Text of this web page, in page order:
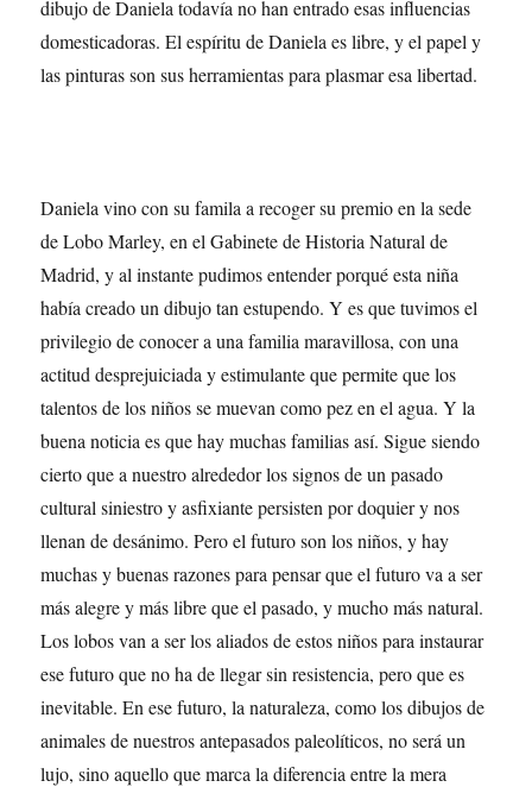
dibujo de Daniela todavía no han entrado esas influencias
domesticadoras. El espíritu de Daniela es libre, y el papel y
las pinturas son sus herramientas para plasmar esa libertad.
Daniela vino con su famila a recoger su premio en la sede
de Lobo Marley, en el Gabinete de Historia Natural de
Madrid, y al instante pudimos entender porqué esta niña
había creado un dibujo tan estupendo. Y es que tuvimos el
privilegio de conocer a una familia maravillosa, con una
actitud desprejuiciada y estimulante que permite que los
talentos de los niños se muevan como pez en el agua. Y la
buena noticia es que hay muchas familias así. Sigue siendo
cierto que a nuestro alrededor los signos de un pasado
cultural siniestro y asfixiante persisten por doquier y nos
llenan de desánimo. Pero el futuro son los niños, y hay
muchas y buenas razones para pensar que el futuro va a ser
más alegre y más libre que el pasado, y mucho más natural.
Los lobos van a ser los aliados de estos niños para instaurar
ese futuro que no ha de llegar sin resistencia, pero que es
inevitable. En ese futuro, la naturaleza, como los dibujos de
animales de nuestros antepasados paleolíticos, no será un
lujo, sino aquello que marca la diferencia entre la mera